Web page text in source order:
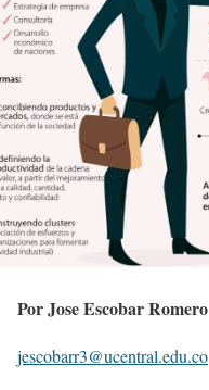
Por Jose Escobar Romero
jescobarr3@ucentral.edu.co